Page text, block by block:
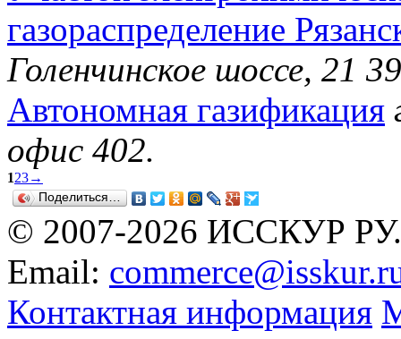
газораспределение
Голенчинское шоссе, 21
Автономная газификация
офис 402.
123→
Поделиться…
© 2007-2026 ИССКУР РУ.
Email:
Контактная информация